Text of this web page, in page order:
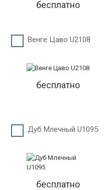
бесплатно
Венге Цаво U2108
бесплатно
Дуб Млечный U1095
бесплатно